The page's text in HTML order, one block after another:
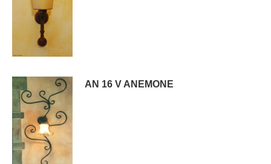
AN 16 V ANEMONE